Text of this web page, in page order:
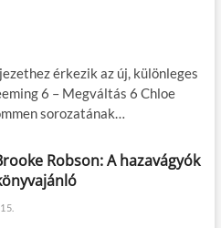
érkezik az új, különleges
6 – Megváltás 6 Chloe
sorozatának…
Robson: A hazavágyók